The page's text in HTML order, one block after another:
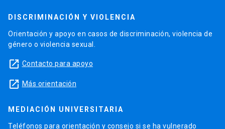
DISCRIMINACIÓN Y VIOLENCIA
Orientación y apoyo en casos de discriminación, violencia de
género o violencia sexual.
launch Contacto para apoyo
launch Más orientación
MEDIACIÓN UNIVERSITARIA
Teléfonos para orientación y consejo si se ha vulnerado